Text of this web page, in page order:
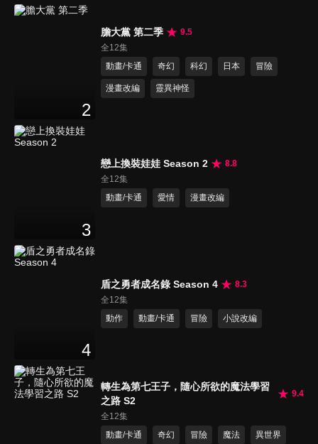
2
膽大黨 第二季
9.5
全12集
動畫/卡通
奇幻 科幻 日本 冒險
漫畫改編 靈異神怪
3
戀上換裝娃娃 Season 2
8.8
全12集
動畫/卡通
愛情 漫畫改編
4
盾之勇者成名錄 Season 4
8.3
全12集
動作
動畫/卡通 冒險 小說改編
轉生為第七王子，隨心所欲的魔法學習
之路 S2
9.4
全12集
動畫/卡通
奇幻 冒險 魔法 異世界